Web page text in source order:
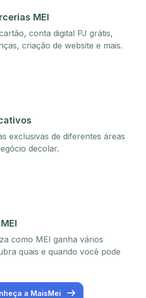
MEI
conta digital PJ grátis,
criação de website e mais.
exclusivas de diferentes áreas
decolar.
como MEI ganha vários
quais e quando você pode
a MaisMei